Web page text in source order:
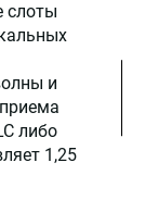
слоты
и
либо
1,25